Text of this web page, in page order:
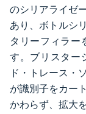
のシリアライゼ
あり、ボトルシ
タリーフィラー
す。ブリスター
ド・トレース・
が識別子をカー
かわらず、拡大